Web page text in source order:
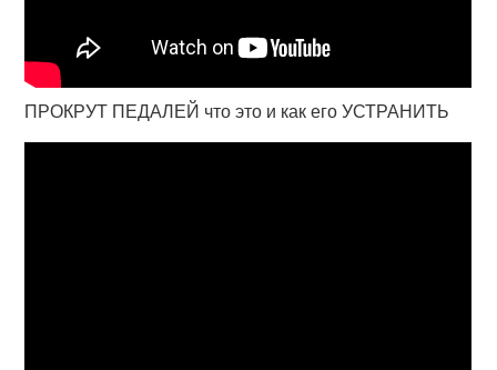
ПРОКРУТ ПЕДАЛЕЙ что это и как его УСТРАНИТЬ